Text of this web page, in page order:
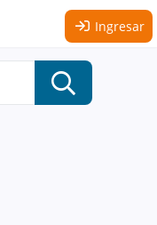
Ingresar